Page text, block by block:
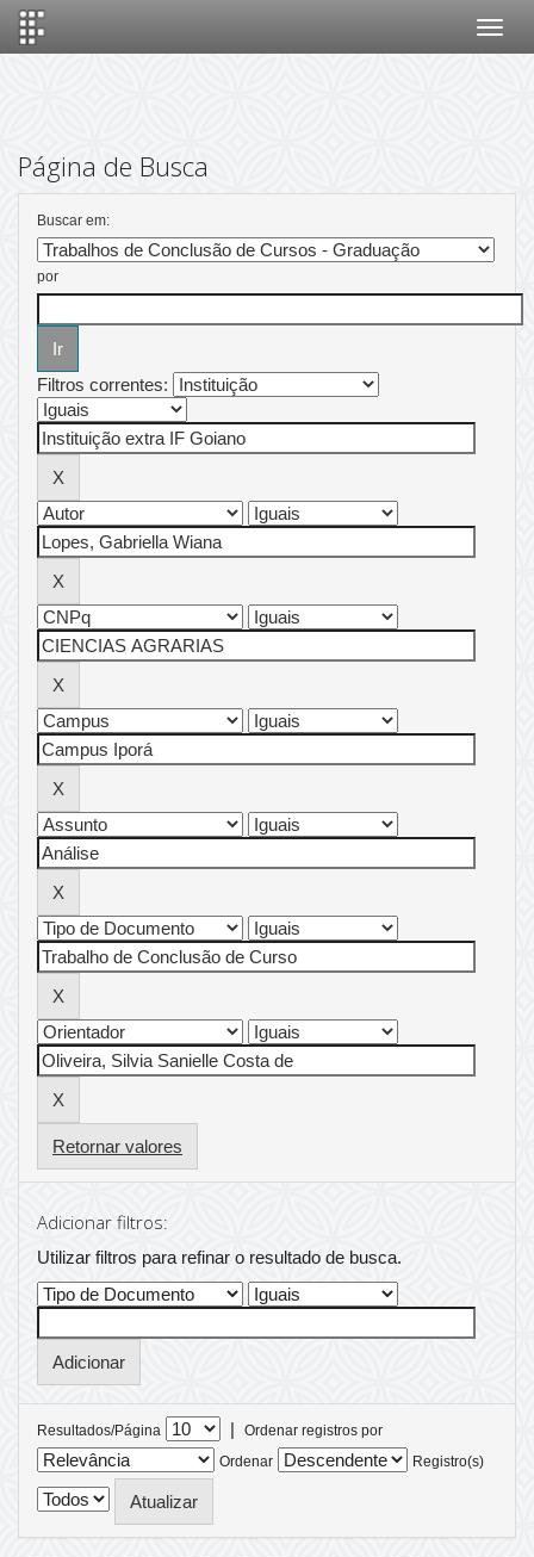
Página de Busca
Buscar em:
por
Filtros correntes:
Retornar valores
Adicionar filtros:
Utilizar filtros para refinar o resultado de busca.
Resultados/Página |
Ordenar registros por
Ordenar
Registro(s)